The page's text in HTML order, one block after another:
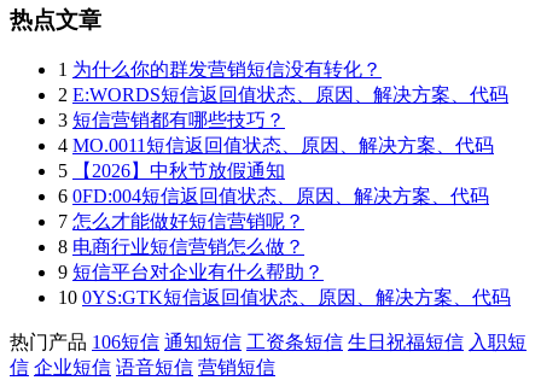
热点文章
1 为什么你的群发营销短信没有转化？
2 E:WORDS短信返回值状态、原因、解决方案、代码
3 短信营销都有哪些技巧？
4 MO.0011短信返回值状态、原因、解决方案、代码
5
【2026】中秋节放假通知
6 0FD:004短信返回值状态、原因、解决方案、代码
7 怎么才能做好短信营销呢？
8 电商行业短信营销怎么做？
9 短信平台对企业有什么帮助？
10 0YS:GTK短信返回值状态、原因、解决方案、代码
热门产品 106短信 通知短信 工资条短信 生日祝福短信 入职短
信 企业短信 语音短信 营销短信